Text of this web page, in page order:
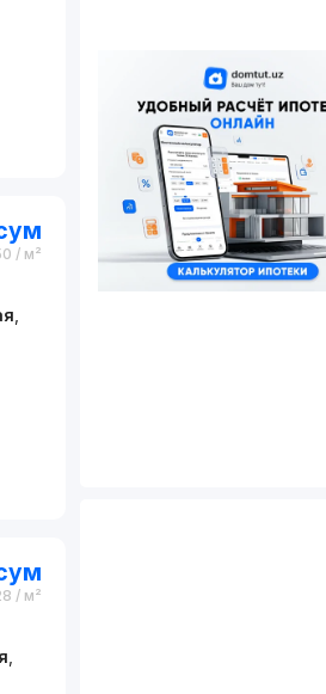
/ м²
/ м²